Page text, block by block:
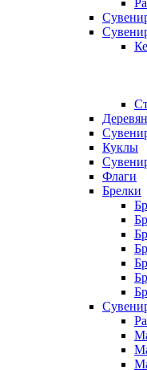
Куклы
Флаги
Брелки